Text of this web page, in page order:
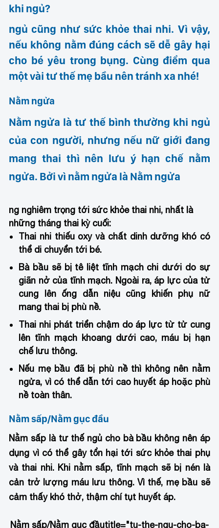
khi ngủ?
ngủ cũng như sức khỏe thai nhi. Vì vậy,
nếu không nằm đúng cách sẽ dễ gây hại
cho bé yêu trong bụng. Cùng điểm qua
một vài tư thế mẹ bầu nên tránh xa nhé!
Nằm ngửa
Nằm ngửa là tư thế bình thường khi ngủ
của con người, nhưng nếu nữ giới đang
mang thai thì nên lưu ý hạn chế nằm
ngửa. Bởi vì nằm ngửa là Nằm ngửa
ng nghiêm trọng tới sức khỏe thai nhi, nhất là
những tháng thai kỳ cuối:
Thai nhi thiếu oxy và chất dinh dưỡng khó có
thể di chuyển tới bé.
Bà bầu sẽ bị tê liệt tĩnh mạch chi dưới do sự
giãn nở của tĩnh mạch. Ngoài ra, áp lực của tử
cung lên ống dẫn niệu cũng khiến phụ nữ
mang thai bị phù nề.
Thai nhi phát triển chậm do áp lực từ tử cung
lên tĩnh mạch khoang dưới cao, máu bị hạn
chế lưu thông.
Nếu mẹ bầu đã bị phù nề thì không nên nằm
ngửa, vì có thể dẫn tới cao huyết áp hoặc phù
nề toàn thân.
Nằm sấp/Nằm gục đầu
Nằm sấp là tư thế ngủ cho bà bầu không nên áp
dụng vì có thể gây tổn hại tới sức khỏe thai phụ
và thai nhi. Khi nằm sấp, tĩnh mạch sẽ bị nén là
cản trở lượng máu lưu thông. Vì thế, mẹ bầu sẽ
cảm thấy khó thở, thậm chí tụt huyết áp.
Nằm sấp/Nằm gục đầutitle="tu-the-ngu-cho-ba-